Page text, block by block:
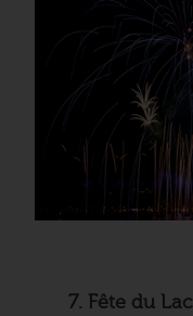
7. Fête du Lac